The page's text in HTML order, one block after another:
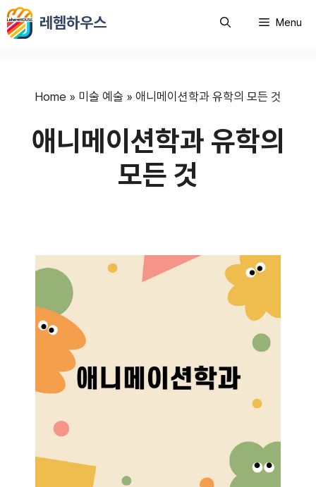
컨
텐
레헴하우스 Menu
Home » 미술 예술 » 애니메이션학과 유학의 모든 것
애니메이션학과 유학의
모든 것